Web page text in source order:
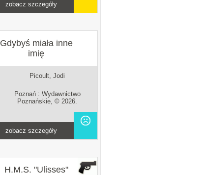
zobacz szczegóły
Gdybyś miała inne
imię
Picoult, Jodi
Poznań : Wydawnictwo
Poznańskie, © 2026.
zobacz szczegóły
H.M.S. "Ulisses"